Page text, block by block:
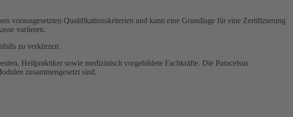
vorausgesetzten Qualifikationskriterien und kann eine Grundlage für eine Zertifizierung
variieren.
zu verkürzen.
Heilpraktiker sowie medizinisch vorgebildete Fachkräfte. Die Paracelsus
zusammengesetzt sind.